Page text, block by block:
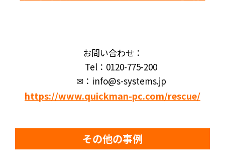
お問い合わせ：
Tel：0120-775-200
✉：info@s-systems.jp
https://www.quickman-pc.com/rescue/
その他の事例